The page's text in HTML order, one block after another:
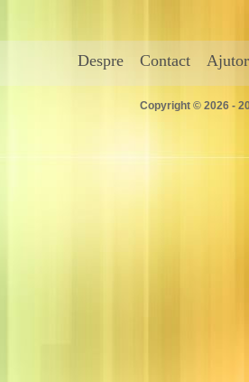
Despre Contact Ajutor
Copyright © 2026 -